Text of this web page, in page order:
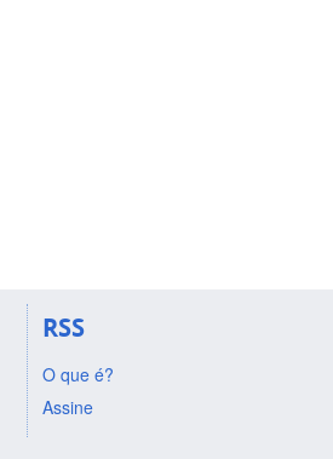
RSS
O que é?
Assine